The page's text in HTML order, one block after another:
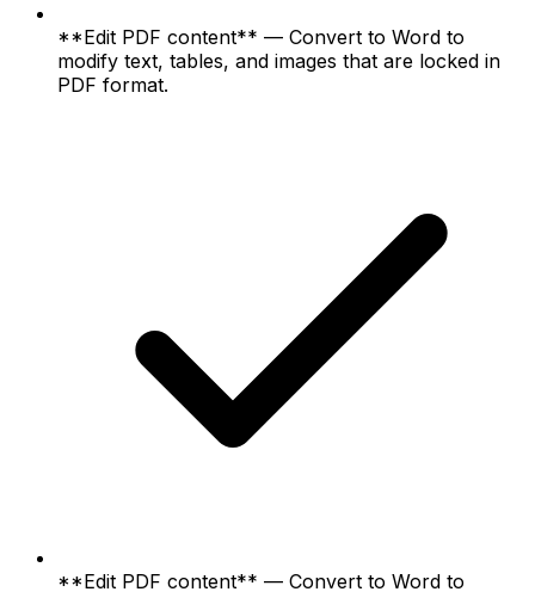
**Edit PDF content** — Convert to Word to
modify text, tables, and images that are locked in
PDF format.
**Edit PDF content** — Convert to Word to